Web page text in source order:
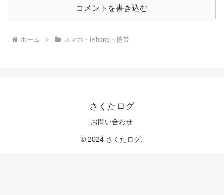
コメントを書き込む
ホーム スマホ・iPhone・携帯
さくたログ
お問い合わせ
© 2024 さくたログ.